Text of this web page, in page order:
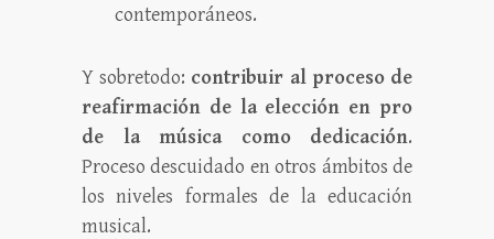
contemporáneos.
Y sobretodo: contribuir al proceso de
reafirmación de la elección en pro
de la música como dedicación.
Proceso descuidado en otros ámbitos de
los niveles formales de la educación
musical.